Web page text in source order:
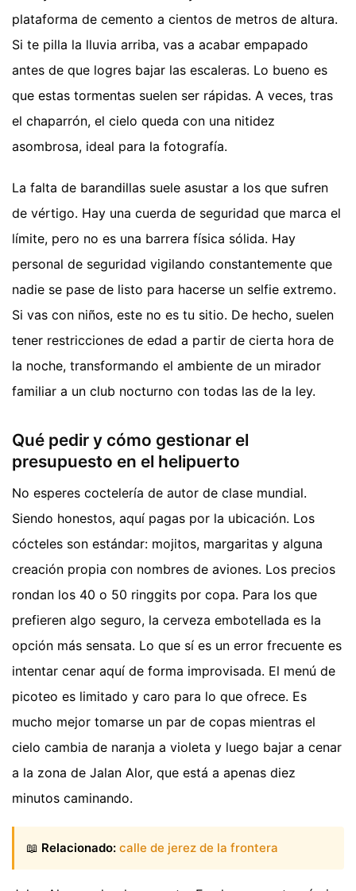
plataforma de cemento a cientos de metros de altura.
Si te pilla la lluvia arriba, vas a acabar empapado
antes de que logres bajar las escaleras. Lo bueno es
que estas tormentas suelen ser rápidas. A veces, tras
el chaparrón, el cielo queda con una nitidez
asombrosa, ideal para la fotografía.
La falta de barandillas suele asustar a los que sufren
de vértigo. Hay una cuerda de seguridad que marca el
límite, pero no es una barrera física sólida. Hay
personal de seguridad vigilando constantemente que
nadie se pase de listo para hacerse un selfie extremo.
Si vas con niños, este no es tu sitio. De hecho, suelen
tener restricciones de edad a partir de cierta hora de
la noche, transformando el ambiente de un mirador
familiar a un club nocturno con todas las de la ley.
Qué pedir y cómo gestionar el
presupuesto en el helipuerto
No esperes coctelería de autor de clase mundial.
Siendo honestos, aquí pagas por la ubicación. Los
cócteles son estándar: mojitos, margaritas y alguna
creación propia con nombres de aviones. Los precios
rondan los 40 o 50 ringgits por copa. Para los que
prefieren algo seguro, la cerveza embotellada es la
opción más sensata. Lo que sí es un error frecuente es
intentar cenar aquí de forma improvisada. El menú de
picoteo es limitado y caro para lo que ofrece. Es
mucho mejor tomarse un par de copas mientras el
cielo cambia de naranja a violeta y luego bajar a cenar
a la zona de Jalan Alor, que está a apenas diez
minutos caminando.
📖 Relacionado: calle de jerez de la frontera